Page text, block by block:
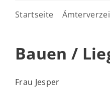
Startseite
Bauen /
Frau Jesper